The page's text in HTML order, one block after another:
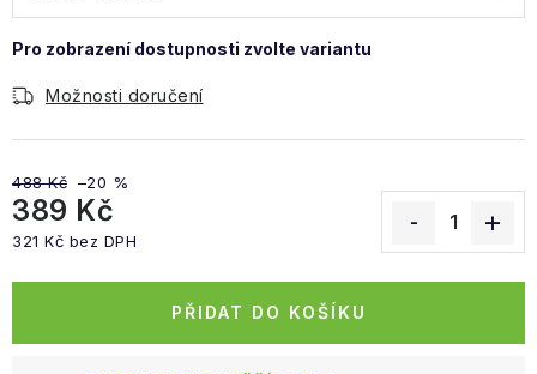
Možnosti doručení
488 Kč –20 %
389 Kč
321 Kč bez DPH
PŘIDAT DO KOŠÍKU